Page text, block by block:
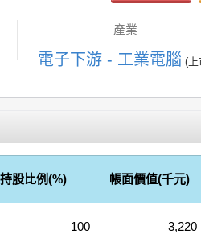
產業
電子下游 - 工業電腦 (上
持股比例(%) 帳面價值(千元)
100 3,220